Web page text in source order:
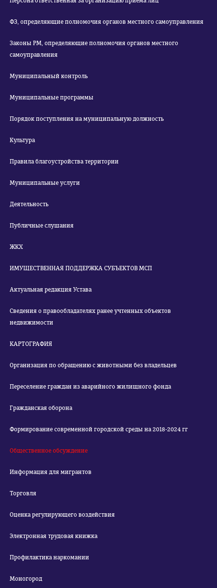
ФЗ, определяющие полномочия органов местного самоуправления
Законы РМ, определяющие полномочия органов местного
самоуправления
Муниципальный контроль
Муниципальные программы
Порядок поступления на муниципальную должность
Культура
Правила благоустройства территории
Муниципальные услуги
Деятельность
Публичные слушания
ЖКХ
ИМУЩЕСТВЕННАЯ ПОДДЕРЖКА СУБЪЕКТОВ МСП
Актуальная редакция Устава
Сведения о правообладателях ранее учтенных объектов
недвижимости
КАРТОГРАФИЯ
Организация по обращению с животными без владельцев
Переселение граждан из аварийного жилищного фонда
Гражданская оборона
Формирование современной городской среды на 2018-2024 гг
Общественное обсуждение
Информация для мигрантов
Торговля
Оценка регулирующего воздействия
Электронная трудовая книжка
Профилактика наркомании
Моногород